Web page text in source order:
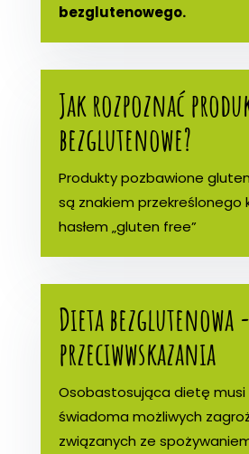
bezglutenowego.
Jak rozpoznać
bezglutenowe?
Produkty pozbawione
są znakiem przekreślonego
hasłem „gluten free”
Dieta bezglutenowa
przeciwwskazania
Osobastosująca dietę musi
świadoma możliwych
związanych ze